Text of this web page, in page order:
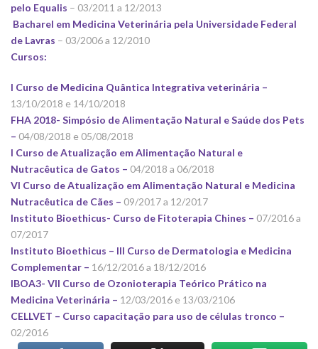
pelo Equalis – 03/2011 a 12/2013
Bacharel em Medicina Veterinária pela Universidade Federal
de Lavras – 03/2006 a 12/2010
Cursos:
I Curso de Medicina Quântica Integrativa veterinária –
13/10/2018 e 14/10/2018
FHA 2018- Simpósio de Alimentação Natural e Saúde dos Pets
– 04/08/2018 e 05/08/2018
I Curso de Atualização em Alimentação Natural e
Nutracêutica de Gatos – 04/2018 a 06/2018
VI Curso de Atualização em Alimentação Natural e Medicina
Nutracêutica de Cães – 09/2017 a 12/2017
Instituto Bioethicus- Curso de Fitoterapia Chines – 07/2016 a
07/2017
Instituto Bioethicus – III Curso de Dermatologia e Medicina
Complementar – 16/12/2016 a 18/12/2016
IBOA3- VII Curso de Ozonioterapia Teórico Prático na
Medicina Veterinária – 12/03/2016 e 13/03/2106
CELLVET – Curso capacitação para uso de células tronco –
02/2016